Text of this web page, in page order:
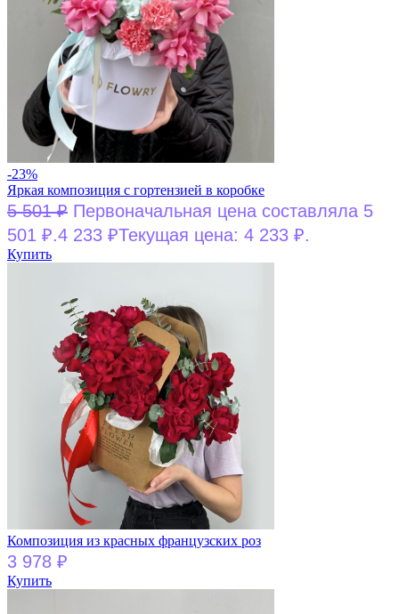
-23%
Яркая композиция с гортензией в коробке
5 501₽ Первоначальная цена составляла 5
501 ₽.4 233 ₽Текущая цена: 4 233 ₽.
Купить
Композиция из красных французских роз
3 978 ₽
Купить